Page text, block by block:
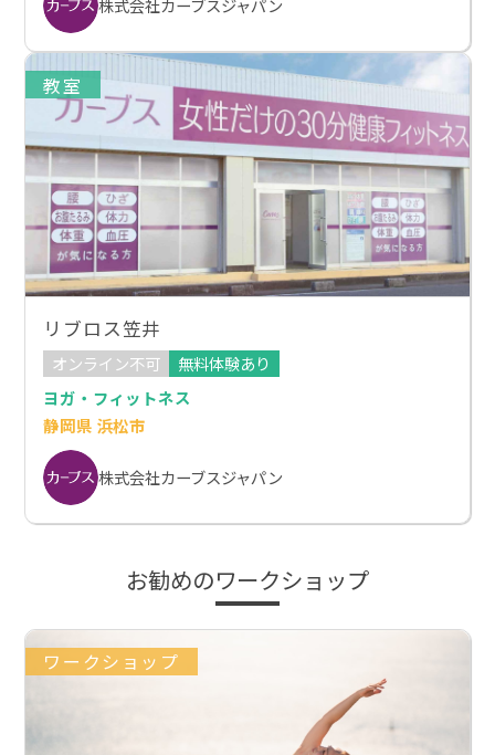
株式会社カーブスジャパン
教室
リブロス笠井
オンライン不可
無料体験あり
ヨガ・フィットネス
静岡県 浜松市
株式会社カーブスジャパン
お勧めのワークショップ
ワークショップ